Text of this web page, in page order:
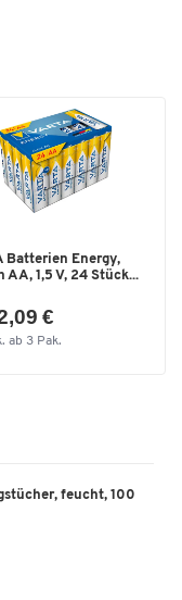
Batterien Energy,
AA, 1,5 V, 24 Stück...
€
ab 3 Pak.
feucht, 100